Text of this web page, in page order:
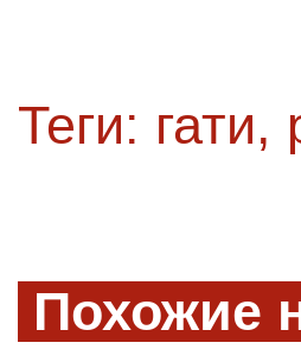
Теги: гати,
Похожие